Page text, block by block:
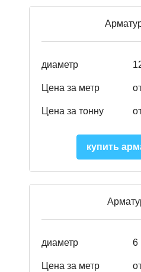
диаметр
Цена за метр
Цена за тонну
купить
диаметр 6
Цена за метр